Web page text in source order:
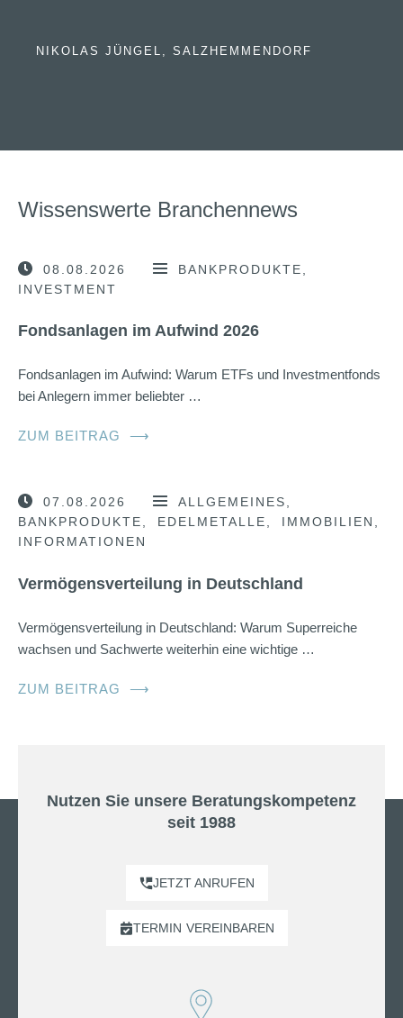
NIKOLAS JÜNGEL, SALZHEMMENDORF
Wissenswerte Branchennews
08.08.2026
BANKPRODUKTE
INVESTMENT
Fondsanlagen im Aufwind 2026
Fondsanlagen im Aufwind: Warum ETFs und Investmentfonds
bei Anlegern immer beliebter …
ZUM BEITRAG ⟶
07.08.2026
ALLGEMEINES
BANKPRODUKTE
EDELMETALLE
IMMOBILIEN
INFORMATIONEN
Vermögensverteilung in Deutschland
Vermögensverteilung in Deutschland: Warum Superreiche
wachsen und Sachwerte weiterhin eine wichtige …
ZUM BEITRAG ⟶
Nutzen Sie unsere Beratungskompetenz
seit 1988
JETZT ANRUFEN
TERMIN VEREINBAREN